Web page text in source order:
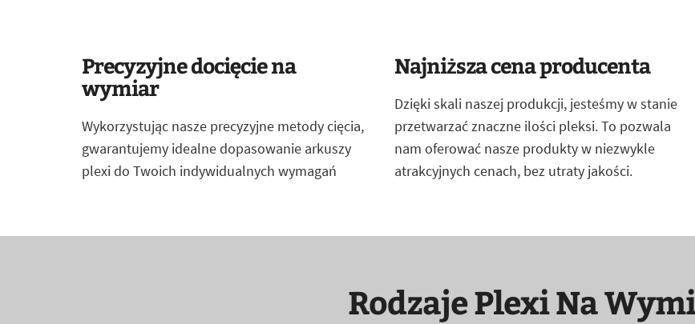
Precyzyjne docięcie na
wymiar
Wykorzystując nasze precyzyjne metody cięcia,
gwarantujemy idealne dopasowanie arkuszy
plexi do Twoich indywidualnych wymagań
Najniższa cena producenta
Dzięki skali naszej produkcji, jesteśmy w stanie
przetwarzać znaczne ilości pleksi. To pozwala
nam oferować nasze produkty w niezwykle
atrakcyjnych cenach, bez utraty jakości.
Rodzaje Plexi Na